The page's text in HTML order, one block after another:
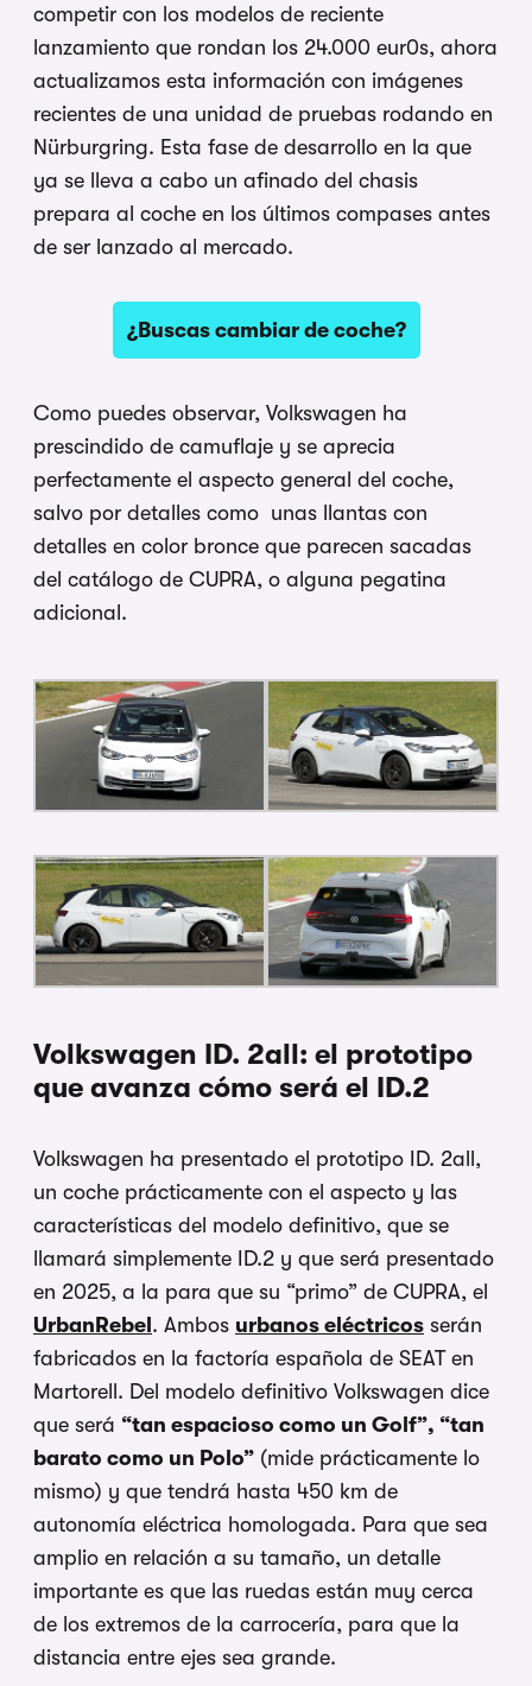
competir con los modelos de reciente
lanzamiento que rondan los 24.000 eur0s, ahora
actualizamos esta información con imágenes
recientes de una unidad de pruebas rodando en
Nürburgring. Esta fase de desarrollo en la que
ya se lleva a cabo un afinado del chasis
prepara al coche en los últimos compases antes
de ser lanzado al mercado.
¿Buscas cambiar de coche?
Como puedes observar, Volkswagen ha
prescindido de camuflaje y se aprecia
perfectamente el aspecto general del coche,
salvo por detalles como unas llantas con
detalles en color bronce que parecen sacadas
del catálogo de CUPRA, o alguna pegatina
adicional.
Volkswagen ID. 2all: el prototipo
que avanza cómo será el ID.2
Volkswagen ha presentado el prototipo ID. 2all,
un coche prácticamente con el aspecto y las
características del modelo definitivo, que se
llamará simplemente ID.2 y que será presentado
en 2025, a la para que su “primo” de CUPRA, el
UrbanRebel . Ambos urbanos eléctricos serán
fabricados en la factoría española de SEAT en
Martorell. Del modelo definitivo Volkswagen dice
que será “tan espacioso como un Golf”, “tan
barato como un Polo” (mide prácticamente lo
mismo) y que tendrá hasta 450 km de
autonomía eléctrica homologada. Para que sea
amplio en relación a su tamaño, un detalle
importante es que las ruedas están muy cerca
de los extremos de la carrocería, para que la
distancia entre ejes sea grande.